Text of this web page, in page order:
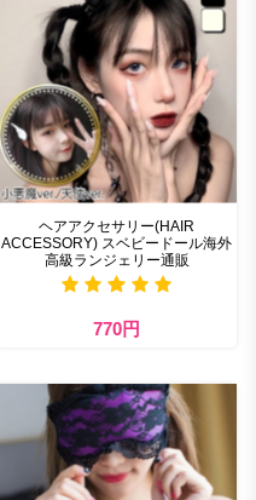
ヘアアクセサリー(HAIR
ACCESSORY) スベビードール海外
高級ランジェリー通販
770円